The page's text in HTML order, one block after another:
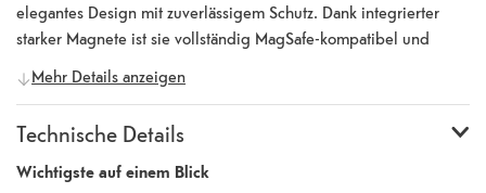
elegantes Design mit zuverlässigem Schutz. Dank integrierter
starker Magnete ist sie vollständig MagSafe-kompatibel und
unterstützt kabelloses Laden. Erhöhte Kanten schützen Display
und Kamera. Zudem erfüllt die Hülle den strengen
Metern Höhe unbeschadet übersteht. Ob gegen Staub, Schmutz
oder Kratzer - die Hülle aus recyceltem und stossfestem TPU
Mehr Details anzeigen
Technische Details
Wichtigste auf einem Blick